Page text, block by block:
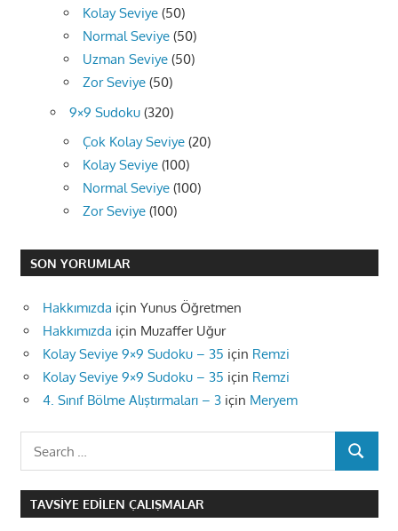
Kolay Seviye (50)
Normal Seviye (50)
Uzman Seviye (50)
Zor Seviye (50)
9×9 Sudoku (320)
Çok Kolay Seviye (20)
Kolay Seviye (100)
Normal Seviye (100)
Zor Seviye (100)
SON YORUMLAR
Hakkımızda için Yunus Öğretmen
Hakkımızda için Muzaffer Uğur
Kolay Seviye 9×9 Sudoku – 35 için Remzi
Kolay Seviye 9×9 Sudoku – 35 için Remzi
4. Sınıf Bölme Alıştırmaları – 3 için Meryem
SEARCH
TAVSIYE EDILEN ÇALIŞMALAR